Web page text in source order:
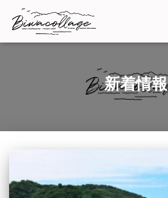
新着情報